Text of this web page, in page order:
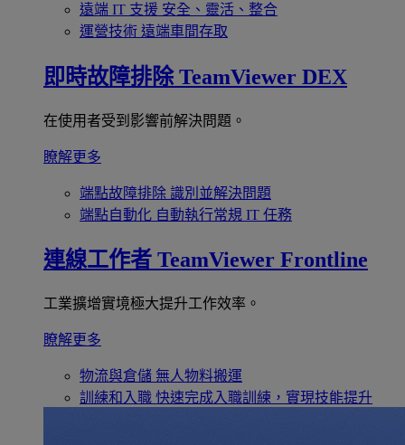
遠端 IT 支援 安全、靈活、整合
運營技術 遠端車間存取
即時故障排除 TeamViewer DEX
在使用者受到影響前解決問題。
瞭解更多
端點故障排除 識別並解決問題
端點自動化 自動執行常規 IT 任務
連線工作者 TeamViewer Frontline
工業擴增實境極大提升工作效率。
瞭解更多
物流與倉儲 無人物料搬運
訓練和入職 快速完成入職訓練，實現技能提升